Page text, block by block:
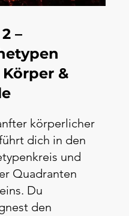
–
&
körperlicher
dich in den
und
Quadranten
Du
den